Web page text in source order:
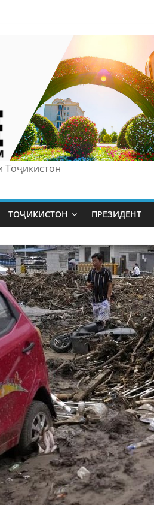
Тоҷикистон
ТОҶИКИСТОН ПРЕЗИДЕНТ